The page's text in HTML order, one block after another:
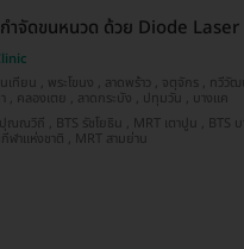
ำจัดขนหนวด ด้วย Diode Laser
, สมุทรปราการ , ภาษีเจริญ , ประเวศ , บางซื่อ , คันนายาว , ราชเทวี ,
บางนา , คลองเตย , ลาดกระบัง , ปทุมวัน , บางแค
บางนา , BTS อุดมสุข , BTS อโศก , MRT สุขุมวิท , BTS อ่อนนุช , BTS
สนามกีฬาแห่งชาติ , MRT สามย่าน